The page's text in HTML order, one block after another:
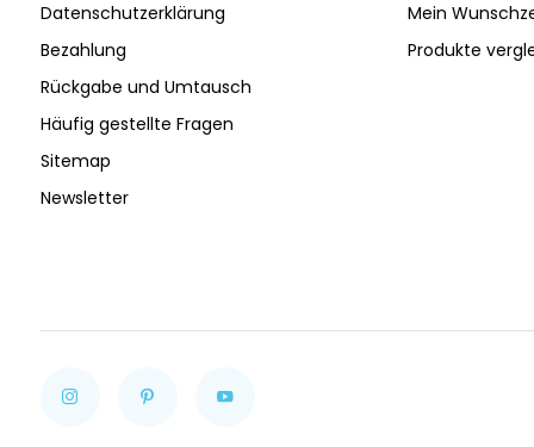
Datenschutzerklärung
Bezahlung
Rückgabe und Umtausch
Häufig gestellte Fragen
Sitemap
Newsletter
Mein
Produkte